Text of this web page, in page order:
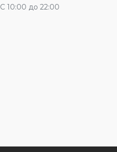
С 10:00 до 22:00